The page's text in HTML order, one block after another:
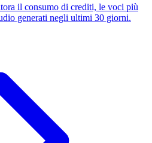
il consumo di crediti, le voci più
generati negli ultimi 30 giorni.